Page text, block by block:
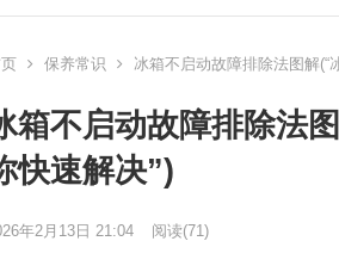
保养常识 冰箱不启动故障排除法图解(“
箱不启动故障排除法
快速解决”)
年2月13日 21:04 阅读(71)